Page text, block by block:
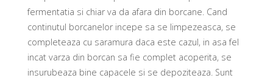
fermentatia si chiar va da afara din borcane. Cand
continutul borcanelor incepe sa se limpezeasca, se
completeaza cu saramura daca este cazul, in asa fel
incat varza din borcan sa fie complet acoperita, se
insurubeaza bine capacele si se depoziteaza. Sunt